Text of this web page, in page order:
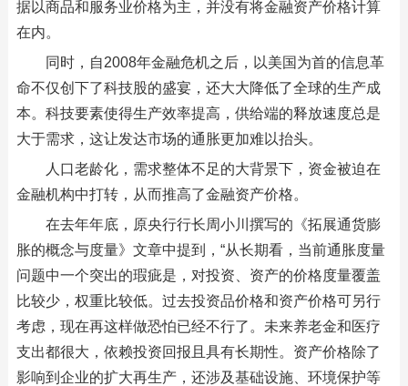
据以商品和服务业价格为主，并没有将金融资产价格计算
在内。
同时，自2008年金融危机之后，以美国为首的信息革
命不仅创下了科技股的盛宴，还大大降低了全球的生产成
本。科技要素使得生产效率提高，供给端的释放速度总是
大于需求，这让发达市场的通胀更加难以抬头。
人口老龄化，需求整体不足的大背景下，资金被迫在
金融机构中打转，从而推高了金融资产价格。
在去年年底，原央行行长周小川撰写的《拓展通货膨
胀的概念与度量》文章中提到，“从长期看，当前通胀度量
问题中一个突出的瑕疵是，对投资、资产的价格度量覆盖
比较少，权重比较低。过去投资品价格和资产价格可另行
考虑，现在再这样做恐怕已经不行了。未来养老金和医疗
支出都很大，依赖投资回报且具有长期性。资产价格除了
影响到企业的扩大再生产，还涉及基础设施、环境保护等